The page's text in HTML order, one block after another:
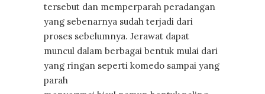
tersebut dan memperparah peradangan
yang sebenarnya sudah terjadi dari
proses sebelumnya. Jerawat dapat
muncul dalam berbagai bentuk mulai dari
yang ringan seperti komedo sampai yang
parah